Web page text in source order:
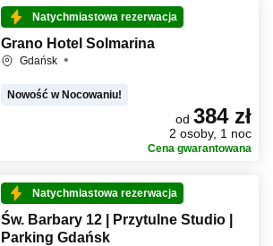
Natychmiastowa rezerwacja
Grano Hotel Solmarina
Gdańsk
Nowość w Nocowaniu!
od 384 zł
2 osoby, 1 noc
Cena gwarantowana
Natychmiastowa rezerwacja
Św. Barbary 12 | Przytulne Studio |
Parking Gdańsk